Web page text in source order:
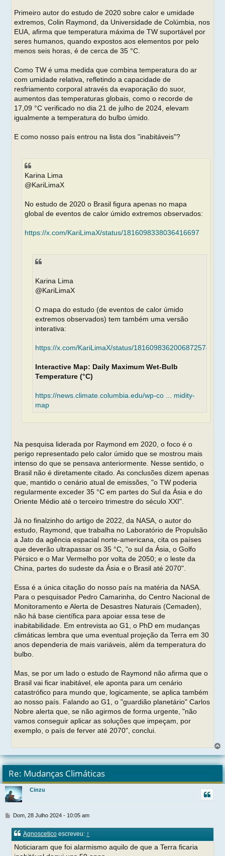
Primeiro autor do estudo de 2020 sobre calor e umidade
extremos, Colin Raymond, da Universidade de Colúmbia, nos
EUA, afirma que temperatura máxima de TW suportável por
seres humanos, quando expostos aos elementos por pelo
menos seis horas, é de cerca de 35 °C.
Como TW é uma medida que combina temperatura do ar
com umidade relativa, refletindo a capacidade de
resfriamento corporal através da evaporação do suor,
aumentos das temperaturas globais, como o recorde de
17,09 °C verificado no dia 21 de julho de 2024, elevam
igualmente a temperatura do bulbo úmido.
E como nosso país entrou na lista dos "inabitáveis"?
Karina Lima
@KariLimaX
No estudo de 2020 o Brasil figura apenas no mapa
global de eventos de calor úmido extremos observados:
https://x.com/KariLimaX/status/1816098338036416697
Karina Lima
@KariLimaX
O mapa do estudo (de eventos de calor úmido
extremos observados) tem também uma versão
interativa:
https://x.com/KariLimaX/status/1816098362006872574
Interactive Map: Daily Maximum Wet-Bulb
Temperature (°C)
https://news.climate.columbia.edu/wp-co ... midity-
map
Na pesquisa liderada por Raymond em 2020, o foco é o
perigo representado pelo calor úmido que se mostrou mais
intenso do que se pensava anteriormente. Nesse sentido, o
Brasil não é diretamente citado. As conclusões dizem apenas
que, mantido o cenário atual de emissões, "o TW poderia
regularmente exceder 35 °C em partes do Sul da Ásia e do
Oriente Médio até o terceiro trimestre do século XXI".
Já no finalzinho do artigo de 2022, da NASA, o autor do
estudo, Raymond, que trabalha no Laboratório de Propulsão
a Jato da agência espacial norte-americana, cita os países
que deverão ultrapassar os 35 °C, "o sul da Ásia, o Golfo
Pérsico e o Mar Vermelho por volta de 2050; e o leste da
China, partes do sudeste da Ásia e o Brasil até 2070".
Essa é a única citação do nosso país na matéria da NASA.
Para o pesquisador Pedro Camarinha, do Centro Nacional de
Monitoramento e Alerta de Desastres Naturais (Cemaden),
não há base científica para apoiar essa tese de
inabitabilidade. Em entrevista ao G1, o PhD em mudanças
climáticas lembra que uma eventual projeção da Terra em 30
anos dependeria de mais variáveis, além da temperatura do
bulbo.
Mas, se por um lado o estudo de Raymond não afirma que o
Brasil vai ficar inabitável, ele aponta para um cenário
catastrófico para mundo que, logicamente, se aplica também
ao nosso país. Falando ao G1, o "guardião planetário" Carlos
Nobre alerta que, se não agirmos de forma urgente, "não
vamos conseguir aplicar as soluções que impeçam, por
exemplo, o país de ferver até 2070", conclui.
o
t
r
Re: Mudanças Climáticas
Cinzu
M
n
Dom, 28 Julho 2024 - 10:05 am
Agnoscetico escreveu: ↑
Noticiaram que foi alarmismo aquilo de que a Terra ficaria